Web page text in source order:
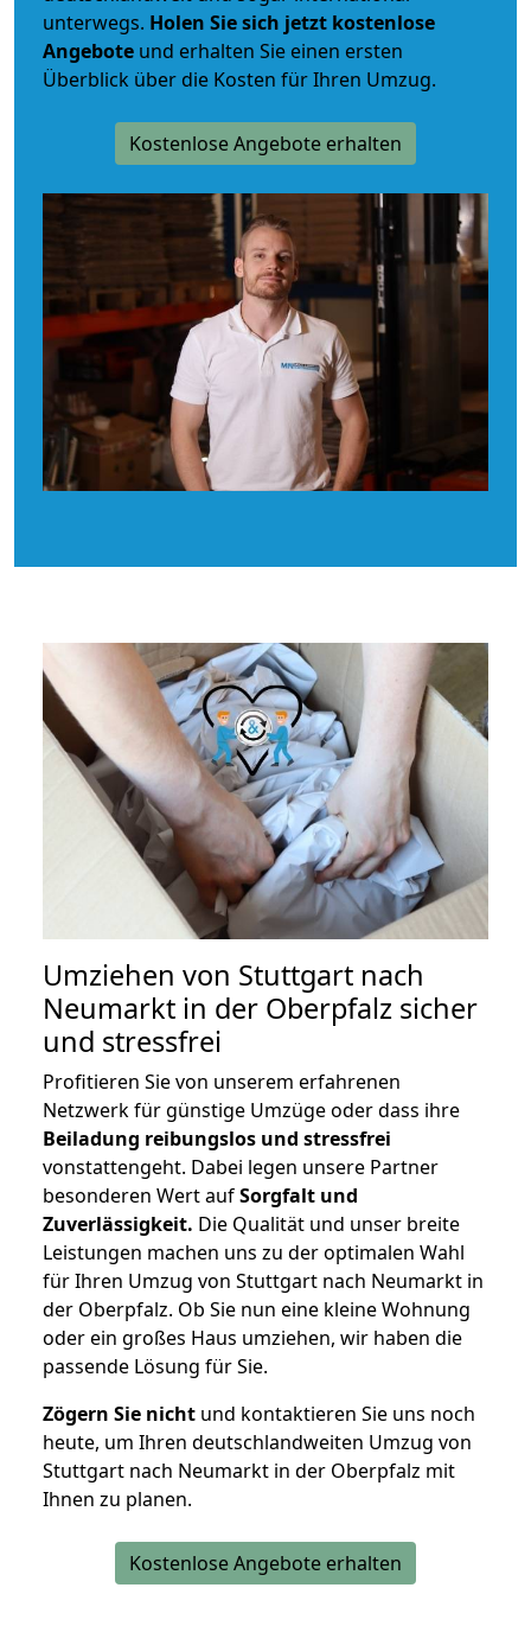
unterwegs. Holen Sie sich jetzt kostenlose
Angebote und erhalten Sie einen ersten
Überblick über die Kosten für Ihren Umzug.
Kostenlose Angebote erhalten
Umziehen von Stuttgart nach
Neumarkt in der Oberpfalz sicher
und stressfrei
Profitieren Sie von unserem erfahrenen
Netzwerk für günstige Umzüge oder dass ihre
Beiladung reibungslos und stressfrei
vonstattengeht. Dabei legen unsere Partner
besonderen Wert aufSorgfalt und
Zuverlässigkeit. Die Qualität und unser breite
Leistungen machen uns zu der optimalen Wahl
für Ihren Umzug von Stuttgart nach Neumarkt in
der Oberpfalz. Ob Sie nun eine kleine Wohnung
oder ein großes Haus umziehen, wir haben die
passende Lösung für Sie.
Zögern Sie nicht und kontaktieren Sie uns noch
heute, um Ihren deutschlandweiten Umzug von
Stuttgart nach Neumarkt in der Oberpfalz mit
Ihnen zu planen.
Kostenlose Angebote erhalten